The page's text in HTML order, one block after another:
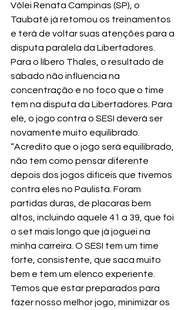
Vôlei Renata Campinas (SP), o
Taubaté já retomou os treinamentos
e terá de voltar suas atenções para a
disputa paralela da Libertadores.
Para o líbero Thales, o resultado de
sábado não influencia na
concentração e no foco que o time
tem na disputa da Libertadores. Para
ele, o jogo contra o SESI deverá ser
novamente muito equilibrado.
“Acredito que o jogo será equilibrado,
não tem como pensar diferente
depois dos jogos difíceis que tivemos
contra eles no Paulista. Foram
partidas duras, de placaras bem
altos, incluindo aquele 41 a 39, que foi
o set mais longo que já joguei na
minha carreira. O SESI tem um time
forte, consistente, que saca muito
bem e tem um elenco experiente.
Temos que estar preparados para
fazer nosso melhor jogo, minimizar os